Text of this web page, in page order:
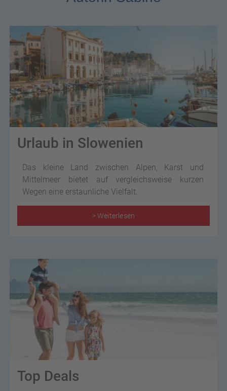
Urlaub in Slowenien
Das kleine Land zwischen Alpen, Karst und
Mittelmeer bietet auf vergleichsweise kurzen
Wegen eine erstaunliche Vielfalt.
> Weiterlesen
Top Deals